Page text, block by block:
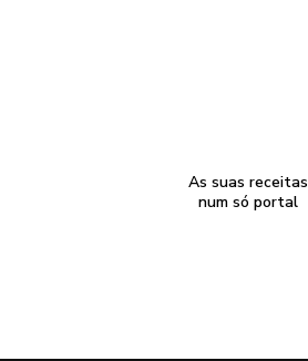
As suas receitas
num só portal